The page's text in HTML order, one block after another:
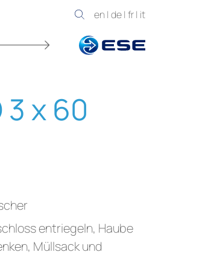
en| de| fr| it
3 x 60
entriegeln, Haube
Müllsack und